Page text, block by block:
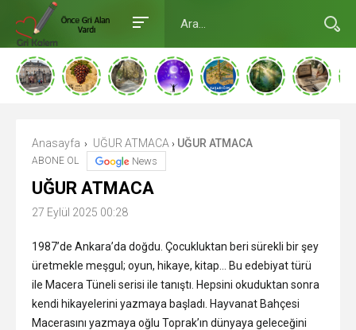
Anasayfa › UĞUR ATMACA › UĞUR ATMACA
ABONE OL News
UĞUR ATMACA
27 Eylül 2025 00:28
1987’de Ankara’da doğdu. Çocukluktan beri sürekli bir şey
üretmekle meşgul; oyun, hikaye, kitap… Bu edebiyat türü
ile Macera Tüneli serisi ile tanıştı. Hepsini okuduktan sonra
kendi hikayelerini yazmaya başladı. Hayvanat Bahçesi
Macerasını yazmaya oğlu Toprak’ın dünyaya geleceğini